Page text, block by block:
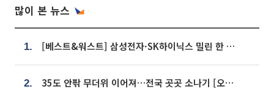
많이 본 뉴스
1. [베스트&워스트] 삼성전자·SK하이닉스 밀린 한 주…상상인증권은 85% 급등
2. 35도 안팎 무더위 이어져…전국 곳곳 소나기 [오늘 날씨]